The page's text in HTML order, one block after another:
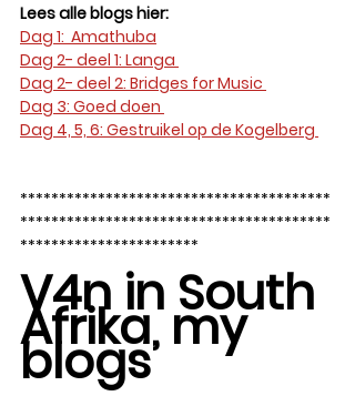
Lees alle blogs hier:
Dag 1:  Amathuba
Dag 2- deel 1: Langa
Dag 2- deel 2: Bridges for Music
Dag 3: Goed doen
Dag 4, 5, 6: Gestruikel op de Kogelberg
****************************************
****************************************
***********************
V4n in South
Afrika, my
blogs